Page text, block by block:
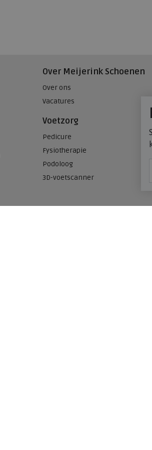
Over Meijerink Schoenen
Over ons
Vacatures
Voetzorg
Pedicure
Fysiotherapie
Podoloog
3D-voetscanner